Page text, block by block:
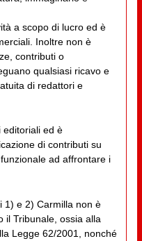
a scopo di lucro ed è
Inoltre non è
contributi o
qualsiasi ricavo e
di redattori e
editoriali ed è
di contributi su
ad affrontare i
1) e 2) Carmilla non è
il Tribunale, ossia alla
Legge 62/2001, nonché